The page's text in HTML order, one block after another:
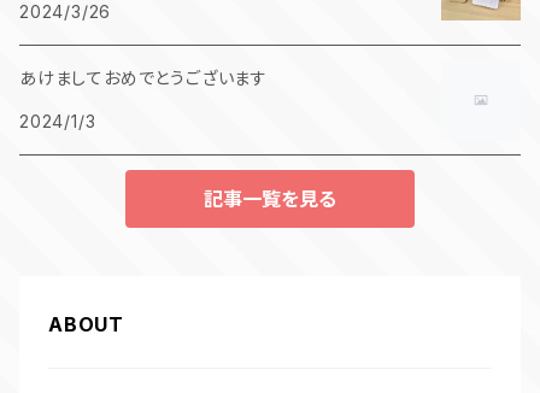
2024/3/26
あけましておめでとうございます
2024/1/3
記事一覧を見る
ABOUT